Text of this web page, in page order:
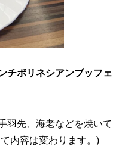
チポリネシアンブッフェ
羽先、海老などを焼いて
内容は変わります。)